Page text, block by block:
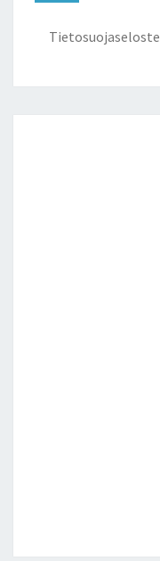
Tietosuojaseloste